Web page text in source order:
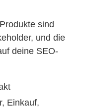
sind
und die
deine SEO-
Einkauf,